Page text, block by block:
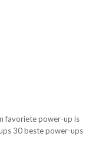
favoriete power-up is
30 beste power-ups
"the mega drive